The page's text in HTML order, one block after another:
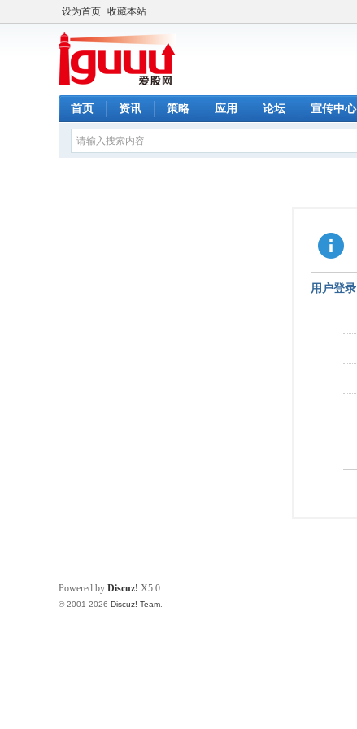
设为首页 收藏本站
首页 资讯 策略 应用 论坛 宣传中心
用户登录
Powered by Discuz! X5.0
© 2001-2026 Discuz! Team